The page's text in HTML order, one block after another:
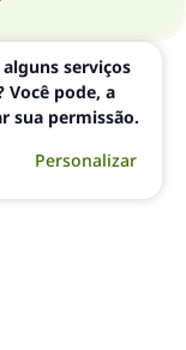
serviços
pode, a
sua permissão.
Personalizar